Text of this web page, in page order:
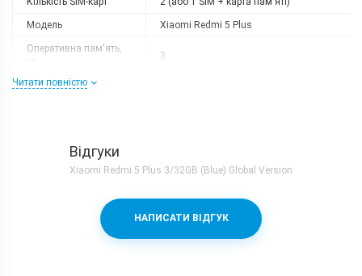
Модель Xiaomi Redmi 5 Plus
Оперативна пам'ять,
3
Роздільна здатність
Процесор
Qualcomm Snapdragon 625 + Adreno
506
Читати повністю
Відгуки
Xiaomi Redmi 5 Plus 3/32GB (Blue) Global Version
НАПИСАТИ ВІДГУК